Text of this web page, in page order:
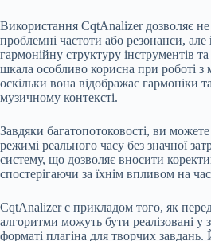
Використання CqtAnalizer дозволяє не
проблемні частоти або резонанси,
гармонійну структуру інструментів
шкала особливо корисна при роботі
оскільки вона відображає гармоніки
музичному контексті.
Завдяки багатопотоковості, ви можете
режимі реального часу без значної
систему, що дозволяє вносити
спостерігаючи за їхнім впливом на
CqtAnalizer є прикладом того, як
алгоритми можуть бути реалізовані
форматі плагіна для творчих завдань.